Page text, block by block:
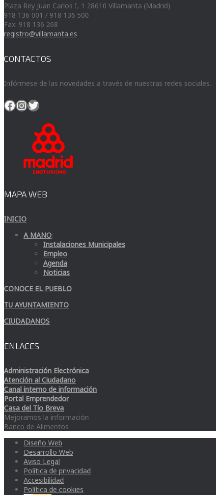
Plaza Rey Juan Carlos I, 1 28610 Villamanta (Madrid)
918 136 001 / 918 136 500
Fax: 918 136 268
registro@villamanta.es
CONTACTOS
Infórmese de las novedades a través de nuestras redes sociales.
Facebook
Instagram
Twitter
MAPA WEB
INICIO
A MANO:
Instalaciones Municipales
Empleo
Agenda
Noticias
CONOCE EL PUEBLO
TU AYUNTAMIENTO
CIUDADANOS
ENLACES
Administración Electrónica
Atención al Ciudadano
Canal interno de información
Portal Emprendedor
Casa del Tío Breva
Mejoramos la información
Banco de Alimentos
Diseño Web
Desarrollo Web
Aviso Legal
Política de privacidad
Accesibilidad
Política de cookies